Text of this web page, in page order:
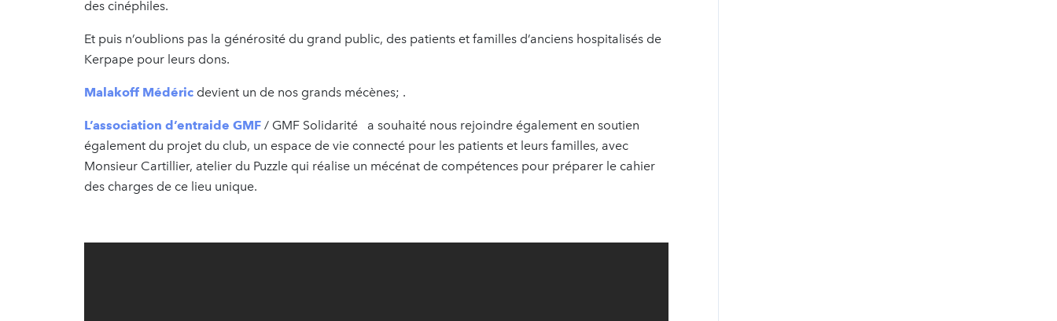
des cinéphiles.
Et puis n’oublions pas la générosité du grand public, des patients et familles d’anciens hospitalisés de
Kerpape pour leurs dons.
Malakoff Médéric devient un de nos grands mécènes; .
L’association d’entraide GMF / GMF Solidarité a souhaité nous rejoindre également en soutien
également du projet du club, un espace de vie connecté pour les patients et leurs familles, avec
Monsieur Cartillier, atelier du Puzzle qui réalise un mécénat de compétences pour préparer le cahier
des charges de ce lieu unique.